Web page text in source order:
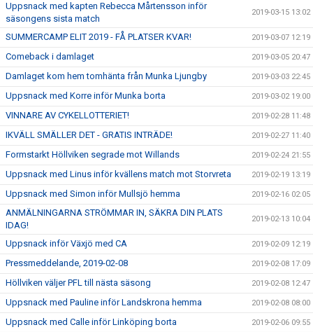
Uppsnack med kapten Rebecca Mårtensson inför
säsongens sista match
2019-03-15 13:02
SUMMERCAMP ELIT 2019 - FÅ PLATSER KVAR! 2019-03-07 12:19
Comeback i damlaget 2019-03-05 20:47
Damlaget kom hem tomhänta från Munka Ljungby 2019-03-03 22:45
Uppsnack med Korre inför Munka borta 2019-03-02 19:00
VINNARE AV CYKELLOTTERIET! 2019-02-28 11:48
IKVÄLL SMÄLLER DET - GRATIS INTRÄDE! 2019-02-27 11:40
Formstarkt Höllviken segrade mot Willands 2019-02-24 21:55
Uppsnack med Linus inför kvällens match mot Storvreta 2019-02-19 13:19
Uppsnack med Simon inför Mullsjö hemma 2019-02-16 02:05
ANMÄLNINGARNA STRÖMMAR IN, SÄKRA DIN PLATS
IDAG!
2019-02-13 10:04
Uppsnack inför Växjö med CA 2019-02-09 12:19
Pressmeddelande, 2019-02-08 2019-02-08 17:09
Höllviken väljer PFL till nästa säsong 2019-02-08 12:47
Uppsnack med Pauline inför Landskrona hemma 2019-02-08 08:00
Uppsnack med Calle inför Linköping borta 2019-02-06 09:55